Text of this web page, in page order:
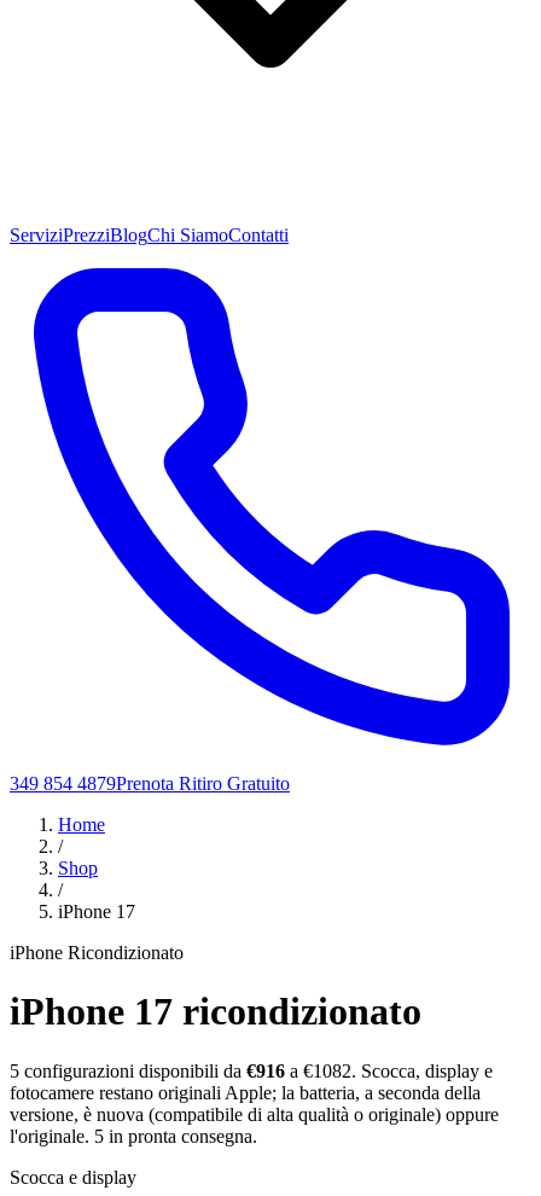
ServiziPrezziBlogChi SiamoContatti
349 854 4879Prenota Ritiro Gratuito
Home
/
Shop
/
iPhone 17
iPhone Ricondizionato
iPhone 17 ricondizionato
5 configurazioni disponibili da €916 a €1082. Scocca, display e
fotocamere restano originali Apple; la batteria, a seconda della
versione, è nuova (compatibile di alta qualità o originale) oppure
l'originale. 5 in pronta consegna.
Scocca e display